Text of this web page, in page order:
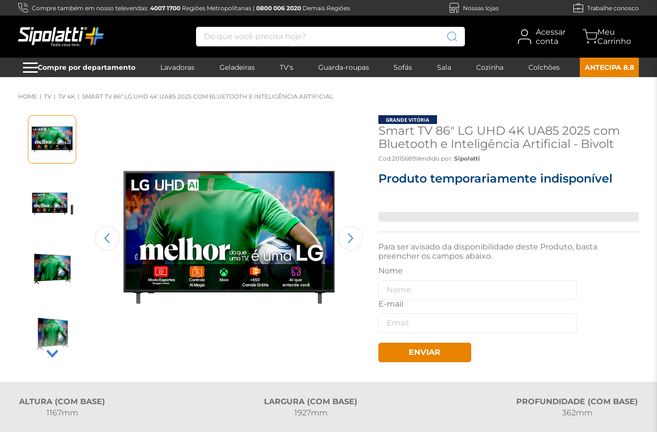
Compre também em nosso televendas: 4007 1700 Regiões Metropolitanas | 0800 006 2020 Demais Regiões Nossas lojas Trabalhe conosco
Do que você precisa hoje?
Acessar
conta
Compre por departamento Lavadoras Geladeiras TV's Guarda-roupas Sofás Sala Cozinha Colchões ANTECIPA 8.8
TV TV 4K SMART TV 86" LG UHD 4K UA85 2025 COM BLUETOOTH E INTELIGÊNCIA ARTIFICIAL
Smart TV 86" LG UHD 4K UA85 2025 com
Bluetooth e Inteligência Artificial - Bivolt
Cod:2015689Vendido por: Sipolatti
Produto temporariamente indisponível
Para ser avisado da disponibilidade deste Produto, basta
preencher os campos abaixo.
ENVIAR
ALTURA (COM BASE)
1167mm
LARGURA (COM BASE)
1927mm
PROFUNDIDADE (COM BASE)
362mm